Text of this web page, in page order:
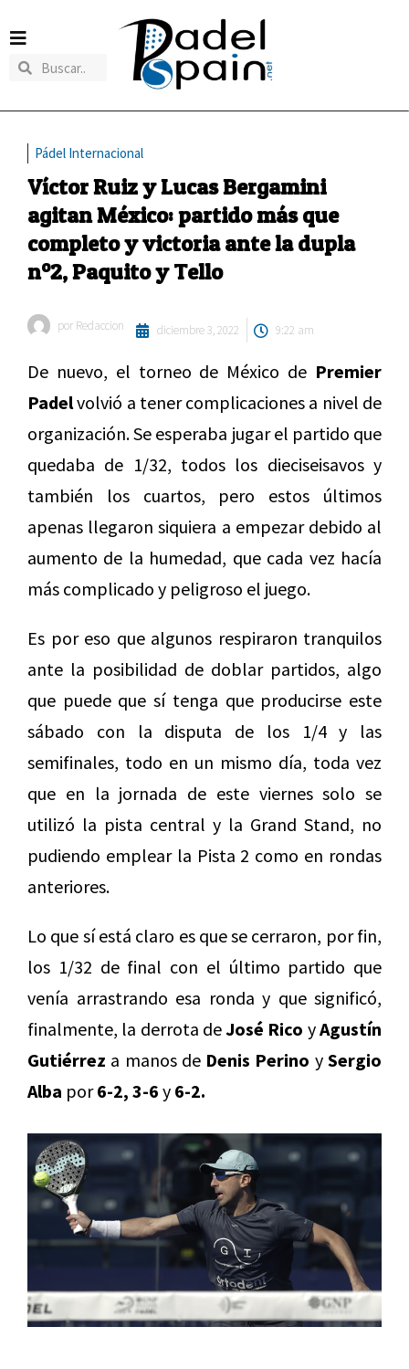
Pádel Internacional
Víctor Ruiz y Lucas Bergamini
agitan México: partido más que
completo y victoria ante la dupla
nº2, Paquito y Tello
por Redaccion diciembre 3, 2022 9:22 am
De nuevo, el torneo de México de Premier
Padelvolvió a tener complicaciones a nivel de
organización. Se esperaba jugar el partido que
quedaba de 1/32, todos los dieciseisavos y
también los cuartos, pero estos últimos
apenas llegaron siquiera a empezar debido al
aumento de la humedad, que cada vez hacía
más complicado y peligroso el juego.
Es por eso que algunos respiraron tranquilos
ante la posibilidad de doblar partidos, algo
que puede que sí tenga que producirse este
sábado con la disputa de los 1/4 y las
semifinales, todo en un mismo día, toda vez
que en la jornada de este viernes solo se
utilizó la pista central y la Grand Stand, no
pudiendo emplear la Pista 2 como en rondas
anteriores.
Lo que sí está claro es que se cerraron, por fin,
los 1/32 de final con el último partido que
venía arrastrando esa ronda y que significó,
finalmente, la derrota deJosé Rico yAgustín
Gutiérrez a manos de Denis Perino ySergio
Alba por6-2, 3-6 y 6-2.